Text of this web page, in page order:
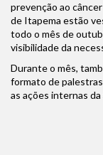
prevenção ao
de Itapema estão
todo o mês de
visibilidade da
Durante o mês,
formato de
as ações internas da